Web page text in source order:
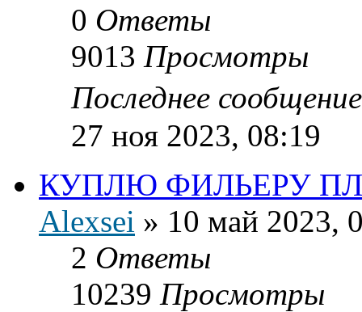
0 Ответы
9013 Просмотры
Последнее
27 ноя 2023, 08:19
КУПЛЮ ФИЛЬЕРУ
Alexsei » 10 май 2023,
2 Ответы
10239 Просмотры